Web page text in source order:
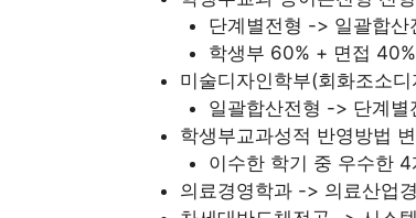
단계별전형 -> 일괄합산
학생부 60% + 면접 40%
미술디자인학부(회화조소
일괄합산전형 -> 단계별
학생부교과성적 반영방법
이수한 학기 중 우수한
의료경영학과 -> 의료산업